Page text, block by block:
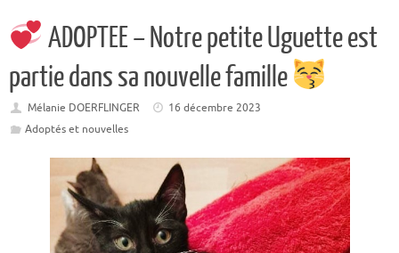
ADOPTEE – Notre petite Uguette est
partie dans sa nouvelle famille
Mélanie DOERFLINGER
16 décembre 2023
Adoptés et nouvelles